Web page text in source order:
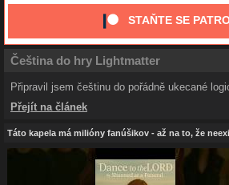
STAŇTE SE
Čeština do hry Lightmatter
Připravil jsem češtinu do pořádně ukecané
Přejít na článek
Táto kapela má milióny fanúšikov - až na to, že